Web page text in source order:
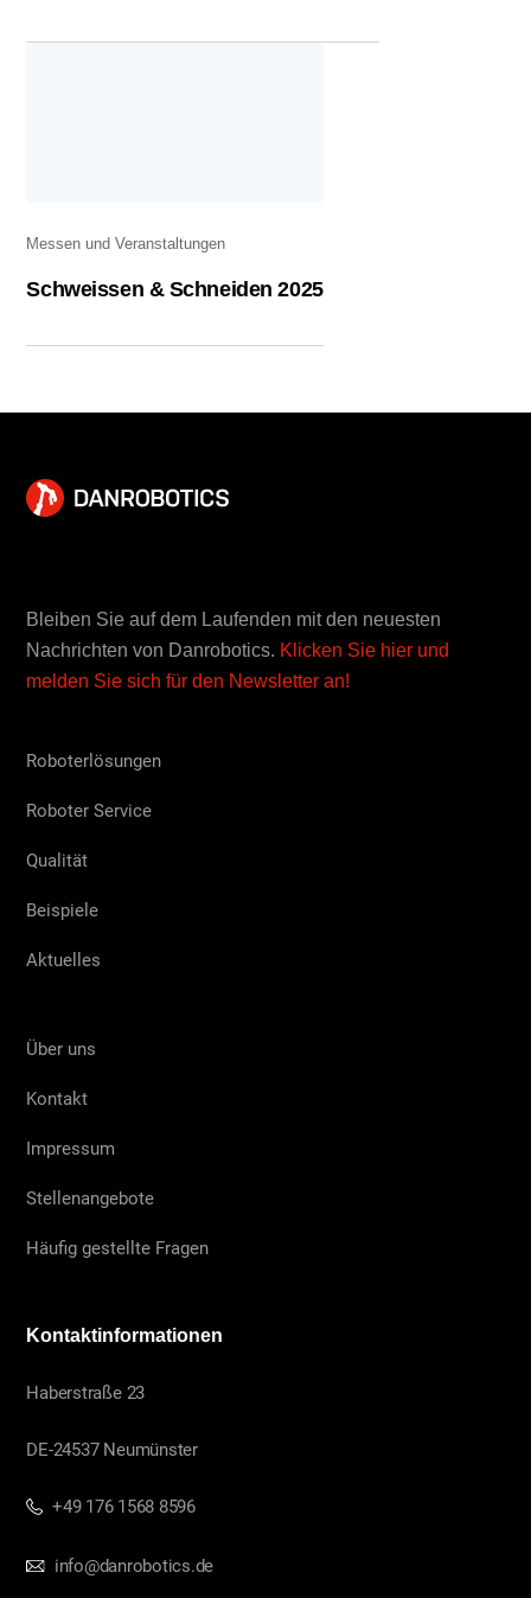
Messen und Veranstaltungen
Schweissen & Schneiden 2025
Bleiben Sie auf dem Laufenden mit den neuesten
Nachrichten von Danrobotics. Klicken Sie hier und
melden Sie sich für den Newsletter an!
Roboterlösungen
Roboter Service
Qualität
Beispiele
Aktuelles
Über uns
Kontakt
Impressum
Stellenangebote
Häufig gestellte Fragen
Kontaktinformationen
Haberstraße 23
DE-24537 Neumünster
+49 176 1568 8596
info@danrobotics.de